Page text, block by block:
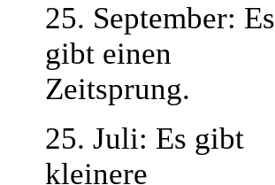
25. September: Es
gibt einen
Zeitsprung.
25. Juli: Es gibt
kleinere